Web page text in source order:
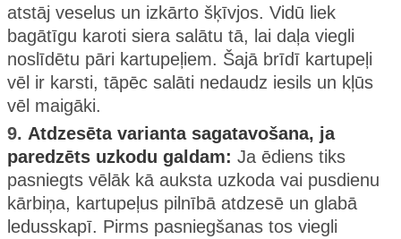
atstāj veselus un izkārto šķīvjos. Vidū liek
bagātīgu karoti siera salātu tā, lai daļa viegli
noslīdētu pāri kartupeļiem. Šajā brīdī kartupeļi
vēl ir karsti, tāpēc salāti nedaudz iesils un kļūs
vēl maigāki.
9. Atdzesēta varianta sagatavošana, ja
paredzēts uzkodu galdam: Ja ēdiens tiks
pasniegts vēlāk kā auksta uzkoda vai pusdienu
kārbiņa, kartupeļus pilnībā atdzesē un glabā
ledusskapī. Pirms pasniegšanas tos viegli